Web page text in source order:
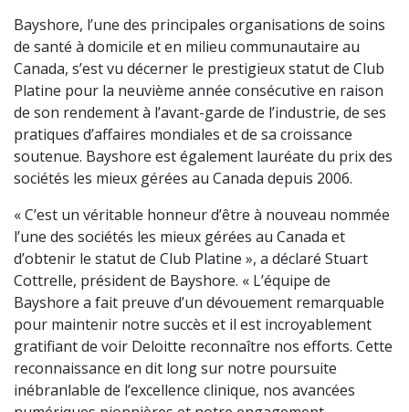
Bayshore, l’une des principales organisations de soins
de santé à domicile et en milieu communautaire au
Canada, s’est vu décerner le prestigieux statut de Club
Platine pour la neuvième année consécutive en raison
de son rendement à l’avant-garde de l’industrie, de ses
pratiques d’affaires mondiales et de sa croissance
soutenue. Bayshore est également lauréate du prix des
sociétés les mieux gérées au Canada depuis 2006.
« C’est un véritable honneur d’être à nouveau nommée
l’une des sociétés les mieux gérées au Canada et
d’obtenir le statut de Club Platine », a déclaré Stuart
Cottrelle, président de Bayshore. « L’équipe de
Bayshore a fait preuve d’un dévouement remarquable
pour maintenir notre succès et il est incroyablement
gratifiant de voir Deloitte reconnaître nos efforts. Cette
reconnaissance en dit long sur notre poursuite
inébranlable de l’excellence clinique, nos avancées